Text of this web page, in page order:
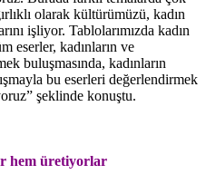
olarak kültürümüzü, kadın
işliyor. Tablolarımızda kadın
eserler, kadınların ve
buluşmasında, kadınların
bu eserleri değerlendirmek
şeklinde konuştu.
hem üretiyorlar